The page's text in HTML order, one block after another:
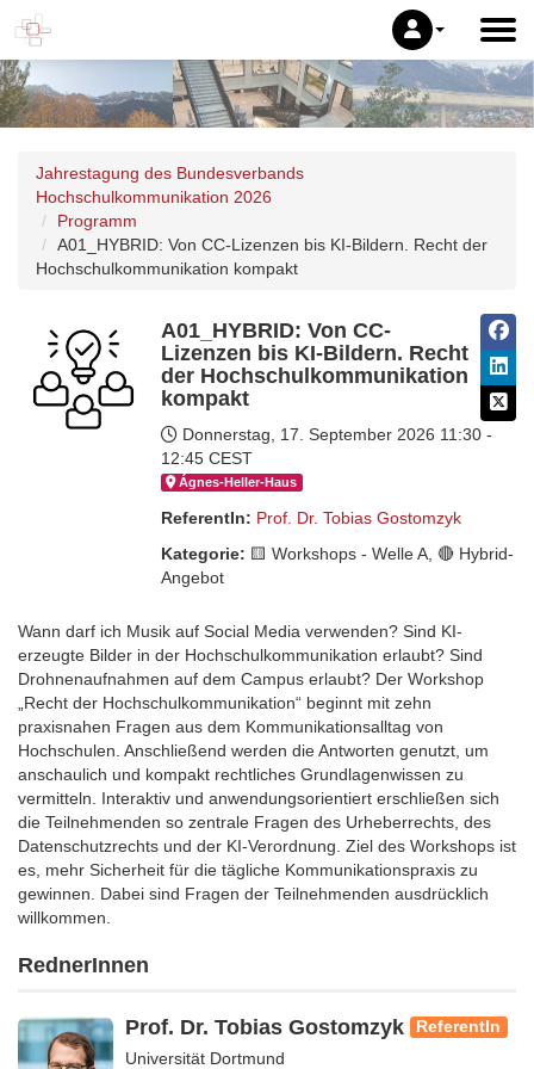
Jahrestagung des Bundesverbands
Hochschulkommunikation 2026
Programm
A01_HYBRID: Von CC-Lizenzen bis KI-Bildern. Recht der
Hochschulkommunikation kompakt
A01_HYBRID: Von CC-
Lizenzen bis KI-Bildern. Recht
der Hochschulkommunikation
kompakt
Donnerstag, 17. September 2026 11:30 -
12:45 CEST
Ágnes-Hel­ler-Haus
ReferentIn: Prof. Dr. Tobias Gostomzyk
Kategorie: 🟨​ Workshops - Welle A, 🔴 Hybrid-
Angebot
Wann darf ich Musik auf Social Media verwenden? Sind KI-
erzeugte Bilder in der Hochschulkommunikation erlaubt? Sind
Drohnenaufnahmen auf dem Campus erlaubt? Der Workshop
„Recht der Hochschulkommunikation“ beginnt mit zehn
praxisnahen Fragen aus dem Kommunikationsalltag von
Hochschulen. Anschließend werden die Antworten genutzt, um
anschaulich und kompakt rechtliches Grundlagenwissen zu
vermitteln. Interaktiv und anwendungsorientiert erschließen sich
die Teilnehmenden so zentrale Fragen des Urheberrechts, des
Datenschutzrechts und der KI-Verordnung. Ziel des Workshops ist
es, mehr Sicherheit für die tägliche Kommunikationspraxis zu
gewinnen. Dabei sind Fragen der Teilnehmenden ausdrücklich
willkommen.
RednerInnen
Prof. Dr. Tobias Gostomzyk ReferentIn
Universität Dortmund